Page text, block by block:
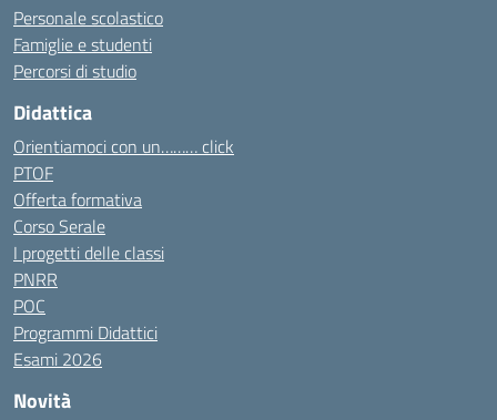
Personale scolastico
Famiglie e studenti
Percorsi di studio
Didattica
Orientiamoci con un……… click
PTOF
Offerta formativa
Corso Serale
I progetti delle classi
PNRR
POC
Programmi Didattici
Esami 2026
Novità